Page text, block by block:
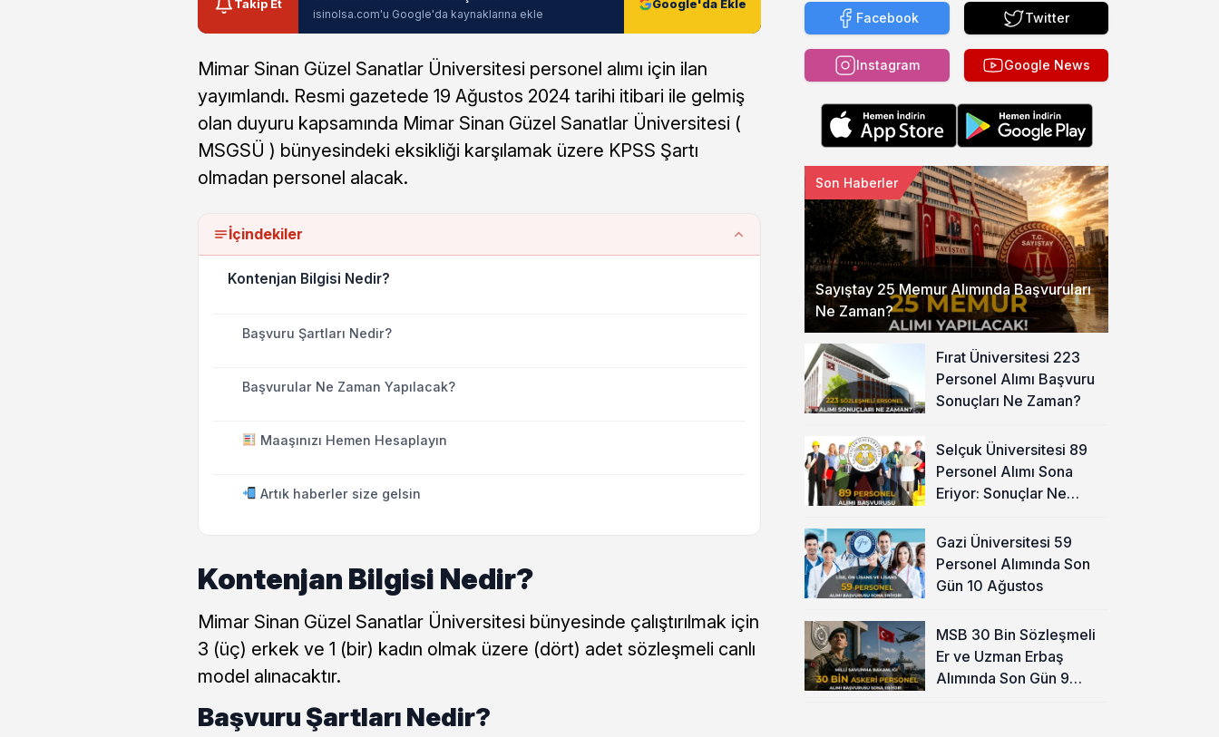
Takip Et
isinolsa.com'u Google'da kaynaklarına ekle
Google'da Ekle
Mimar Sinan Güzel Sanatlar Üniversitesi personel alımı için ilan
yayımlandı. Resmi gazetede 19 Ağustos 2024 tarihi itibari ile gelmiş
olan duyuru kapsamında Mimar Sinan Güzel Sanatlar Üniversitesi (
MSGSÜ ) bünyesindeki eksikliği karşılamak üzere KPSS Şartı
olmadan personel alacak.
İçindekiler
Kontenjan Bilgisi Nedir?
Başvuru Şartları Nedir?
Başvurular Ne Zaman Yapılacak?
Maaşınızı Hemen Hesaplayın
Artık haberler size gelsin
Kontenjan Bilgisi Nedir?
Mimar Sinan Güzel Sanatlar Üniversitesi bünyesinde çalıştırılmak için
3 (üç) erkek ve 1 (bir) kadın olmak üzere (dört) adet sözleşmeli canlı
model alınacaktır.
Başvuru Şartları Nedir?
Facebook Twitter
Instagram Google News
Sayıştay 25 Memur Alımında Başvuruları
Ne Zaman?
Son Haberler
Fırat Üniversitesi 223
Personel Alımı Başvuru
Sonuçları Ne Zaman?
Selçuk Üniversitesi 89
Personel Alımı Sona
Eriyor: Sonuçlar Ne
Gazi Üniversitesi 59
Personel Alımında Son
Gün 10 Ağustos
MSB 30 Bin Sözleşmeli
Er ve Uzman Erbaş
Alımında Son Gün 9